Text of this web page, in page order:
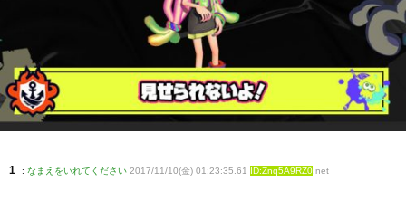
1 : なまえをいれてください 2017/11/10(金) 01:23:35.61 ID:Znq5A9RZ0 .net